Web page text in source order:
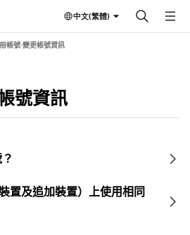
中文(繁體)
帳號⋅變更帳號資訊
號資訊
置及追加裝置）上使用相同